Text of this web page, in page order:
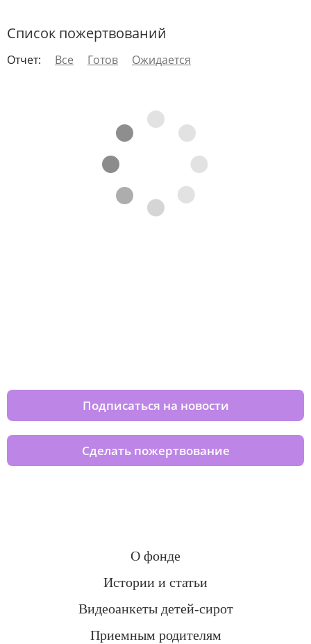
Список пожертвований
Отчет: Все Готов Ожидается
Подписаться на новости
Сделать пожертвование
О фонде
Истории и статьи
Видеоанкеты детей-сирот
Приемным родителям